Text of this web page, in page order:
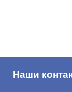
Наши